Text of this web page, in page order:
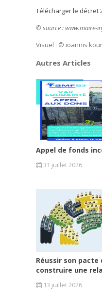
Télécharger le décret
© source : www.maire-
Visuel : © ioannis
Autres Articles
Appel de fonds
31 juillet 2026
Réussir son pacte
construire une
13 juillet 2026